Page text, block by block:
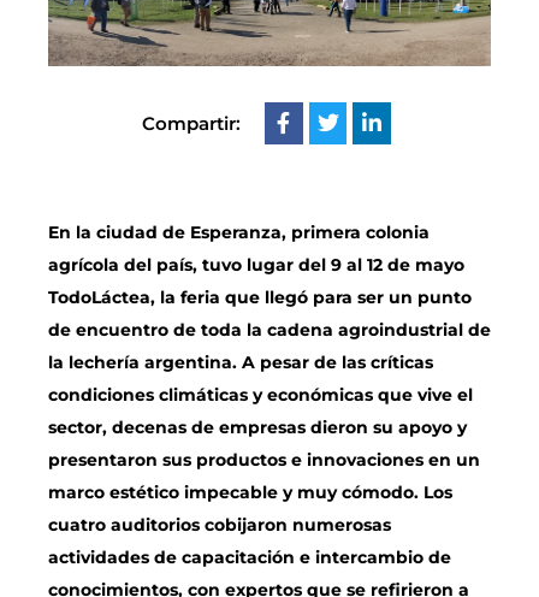
Compartir:
En la ciudad de Esperanza, primera colonia
agrícola del país, tuvo lugar del 9 al 12 de mayo
TodoLáctea, la feria que llegó para ser un punto
de encuentro de toda la cadena agroindustrial de
la lechería argentina. A pesar de las críticas
condiciones climáticas y económicas que vive el
sector, decenas de empresas dieron su apoyo y
presentaron sus productos e innovaciones en un
marco estético impecable y muy cómodo. Los
cuatro auditorios cobijaron numerosas
actividades de capacitación e intercambio de
conocimientos, con expertos que se refirieron a